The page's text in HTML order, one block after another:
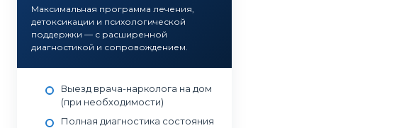
Максимальная программа лечения,
детоксикации и психологической
поддержки — с расширенной
диагностикой и сопровождением.
Выезд врача-нарколога на дом
(при необходимости)
Полная диагностика состояния